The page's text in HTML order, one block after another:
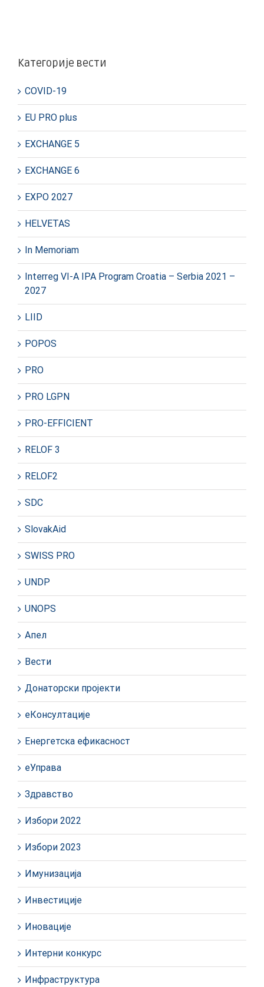
Категорије вести
COVID-19
EU PRO plus
EXCHANGE 5
EXCHANGE 6
EXPO 2027
HELVETAS
In Memoriam
Interreg VI-A IPA Program Croatia – Serbia 2021 –
2027
LIID
POPOS
PRO
PRO LGPN
PRO-EFFICIENT
RELOF 3
RELOF2
SDC
SlovakAid
SWISS PRO
UNDP
UNOPS
Апел
Вести
Донаторски пројекти
еКонсултације
Енергетска ефикасност
еУправа
Здравство
Избори 2022
Избори 2023
Имунизација
Инвестиције
Иновације
Интерни конкурс
Инфраструктура